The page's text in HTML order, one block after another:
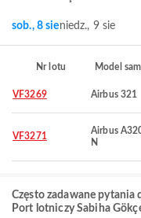
sob., 8 sieniedz., 9 sie
Nr lotu Model
VF3269 Airbus 321
VF3271
Airbus
N
Często zadawane pytania
Port lotniczy Sabiha